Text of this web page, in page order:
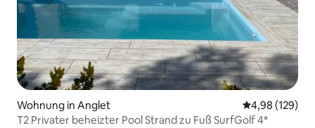
Wohnung in Anglet
4,98 (129)
T2 Privater beheizter Pool Strand zu Fuß SurfGolf 4*